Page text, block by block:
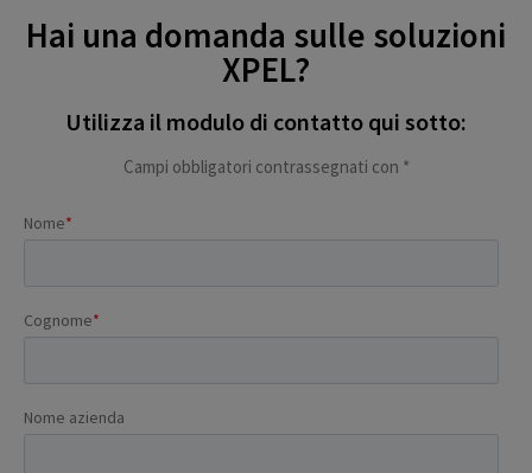
Hai una domanda sulle soluzioni
XPEL?
Utilizza il modulo di contatto qui sotto:
Campi obbligatori contrassegnati con *